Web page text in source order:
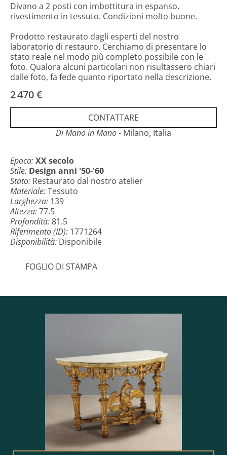
Divano a 2 posti con imbottitura in espanso,
rivestimento in tessuto. Condizioni molto buone.
Prodotto restaurato dagli esperti del nostro
laboratorio di restauro. Cerchiamo di presentare lo
stato reale nel modo più completo possibile con le
foto. Qualora alcuni particolari non risultassero chiari
dalle foto, fa fede quanto riportato nella descrizione.
2 470 €
CONTATTARE
Di Mano in Mano- Milano, Italia
Epoca:XX secolo
Stile: Design anni '50-'60
Stato: Restaurato dal nostro atelier
Materiale:Tessuto
Larghezza: 139
Altezza:77.5
Profondità:81.5
Riferimento (ID): 1771264
Disponibilità: Disponibile
FOGLIO DI STAMPA